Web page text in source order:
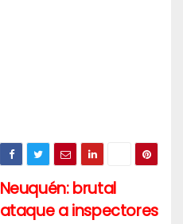
Neuquén: brutal
ataque a inspectores